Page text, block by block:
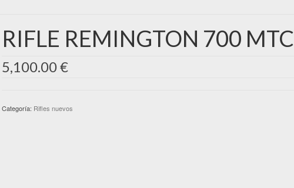
RIFLE REMINGTON 700 MTC
5,100.00€
Categoría: Rifles nuevos